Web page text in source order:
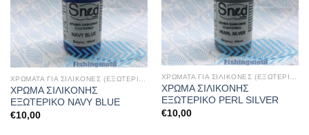
ΧΡΩΜΑ ΣΙΛΙΚΟΝΗΣ
ΕΞΩΤΕΡΙΚΟ NAVY BLUE
€10,00
ΧΡΩΜΑ ΣΙΛΙΚΟΝΗΣ
ΕΞΩΤΕΡΙΚΟ PERL SILVER
€10,00